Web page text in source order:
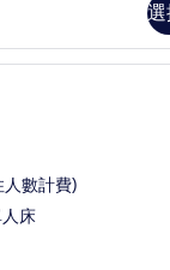
套房 | 迷你吧
人數計費)
人床